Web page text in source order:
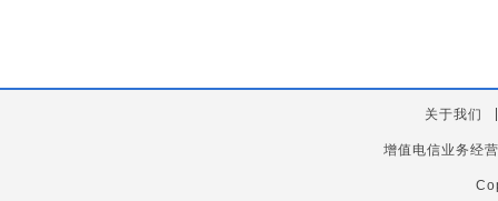
关于我们
增值电信业务经